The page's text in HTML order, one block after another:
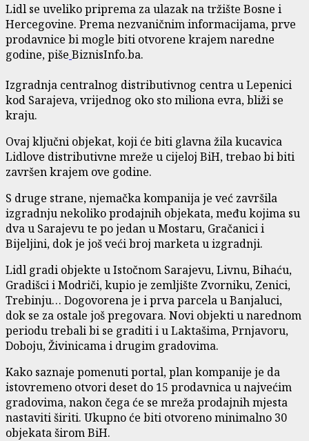
Lidl se uveliko priprema za ulazak na tržište Bosne i
Hercegovine. Prema nezvaničnim informacijama, prve
prodavnice bi mogle biti otvorene krajem naredne
godine, piše BiznisInfo.ba.
Izgradnja centralnog distributivnog centra u Lepenici
kod Sarajeva, vrijednog oko sto miliona evra, bliži se
kraju.
Ovaj ključni objekat, koji će biti glavna žila kucavica
Lidlove distributivne mreže u cijeloj BiH, trebao bi biti
završen krajem ove godine.
S druge strane, njemačka kompanija je već završila
izgradnju nekoliko prodajnih objekata, među kojima su
dva u Sarajevu te po jedan u Mostaru, Gračanici i
Bijeljini, dok je još veći broj marketa u izgradnji.
Lidl gradi objekte u Istočnom Sarajevu, Livnu, Bihaću,
Gradišci i Modriči, kupio je zemljište Zvorniku, Zenici,
Trebinju… Dogovorena je i prva parcela u Banjaluci,
dok se za ostale još pregovara. Novi objekti u narednom
periodu trebali bi se graditi i u Laktašima, Prnjavoru,
Doboju, Živinicama i drugim gradovima.
Kako saznaje pomenuti portal, plan kompanije je da
istovremeno otvori deset do 15 prodavnica u najvećim
gradovima, nakon čega će se mreža prodajnih mjesta
nastaviti širiti. Ukupno će biti otvoreno minimalno 30
objekata širom BiH.